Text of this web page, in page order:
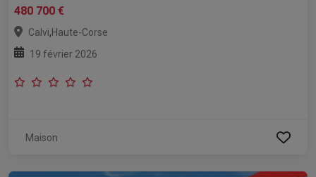
480 700 €
Calvi,Haute-Corse
19 février 2026
Maison